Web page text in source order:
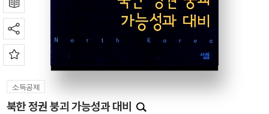
소득공제
북한 정권 붕괴 가능성과 대비